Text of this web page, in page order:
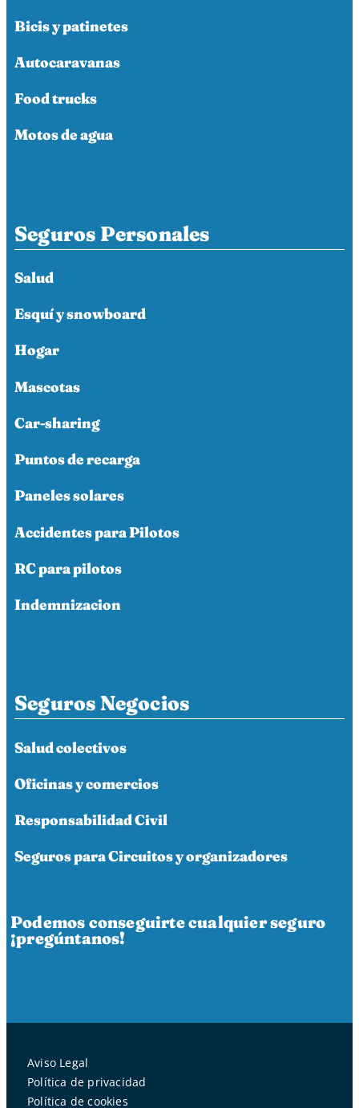
Bicis y patinetes
Autocaravanas
Food trucks
Motos de agua
Seguros Personales
Salud
Esquí y snowboard
Hogar
Mascotas
Car-sharing
Puntos de recarga
Paneles solares
Accidentes para Pilotos
RC para pilotos
Indemnizacion
Seguros Negocios
Salud colectivos
Oficinas y comercios
Responsabilidad Civil
Seguros para Circuitos y organizadores
Podemos conseguirte cualquier seguro
¡pregúntanos!
Aviso Legal
Política de privacidad
Política de cookies